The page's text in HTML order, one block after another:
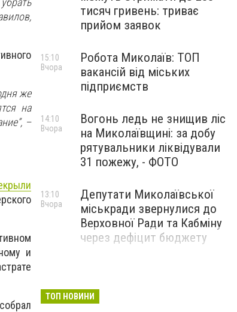
же
на
, –
и
тисяч гривень: триває
прийом заявок
Робота Миколаїв: ТОП
вакансій від міських
підприємств
15:10
Вчора
Вогонь ледь не знищив ліс
на Миколаївщині: за добу
рятувальники ліквідували
31 пожежу, - ФОТО
14:10
Вчора
Депутати Миколаївської
міськради звернулися до
Верховної Ради та Кабміну
через дефіцит бюджету
13:10
Вчора
ТОП НОВИНИ